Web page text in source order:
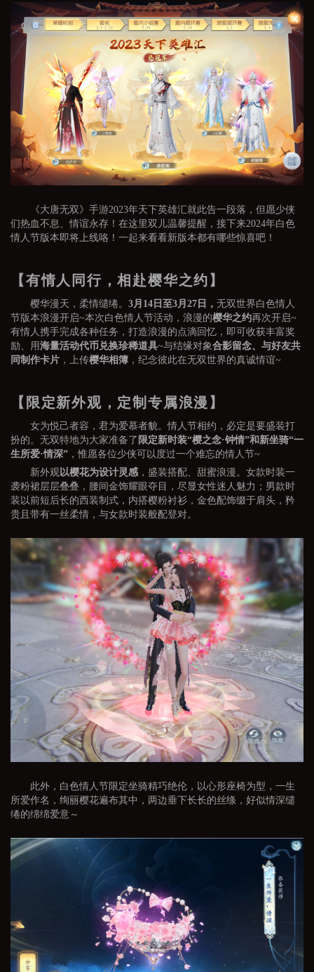
《大唐无双》手游2023年天下英雄汇就此告一段落，但愿少侠
们热血不息、情谊永存！在这里双儿温馨提醒，接下来2024年白色
情人节版本即将上线咯！一起来看看新版本都有哪些惊喜吧！
【有情人同行，相赴樱华之约】
樱华漫天，柔情缱绻。 3月14日至3月27日， 无双世界白色情人
节版本浪漫开启~本次白色情人节活动，浪漫的樱华之约再次开启~
有情人携手完成各种任务，打造浪漫的点滴回忆，即可收获丰富奖
励、用海量活动代币兑换珍稀道具~与结缘对象合影留念、与好友共
同制作卡片，上传樱华相簿，纪念彼此在无双世界的真诚情谊~
【限定新外观，定制专属浪漫】
女为悦己者容，君为爱慕者貌。情人节相约，必定是要盛装打
扮的。无双特地为大家准备了 限定新时装“樱之念·钟情”和新坐骑“一
生所爱·情深”，惟愿各位少侠可以度过一个难忘的情人节~
新外观 以樱花为设计灵感，盛装搭配、甜蜜浪漫。女款时装一
袭粉裙层层叠叠，腰间金饰耀眼夺目，尽显女性迷人魅力；男款时
装以前短后长的西装制式，内搭樱粉衬衫，金色配饰缀于肩头，矜
贵且带有一丝柔情，与女款时装般配登对。
此外，白色情人节限定坐骑精巧绝伦，以心形座椅为型，一生
所爱作名，绚丽樱花遍布其中，两边垂下长长的丝绦，好似情深缱
绻的绵绵爱意～